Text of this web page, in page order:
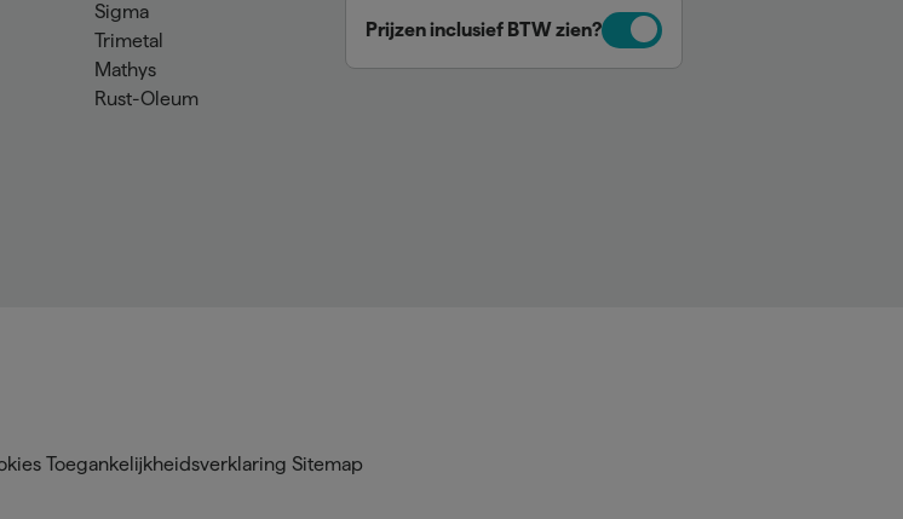
Sigma
Trimetal
Mathys
Rust-Oleum
Prijzen inclusief BTW zien?
Toegankelijkheidsverklaring Sitemap